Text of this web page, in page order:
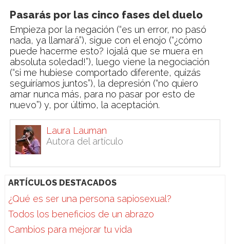
Pasarás por las cinco fases del duelo
Empieza por la negación (“es un error, no pasó
nada, ya llamará”), sigue con el enojo (“¿cómo
puede hacerme esto? ¡ojalá que se muera en
absoluta soledad!”), luego viene la negociación
(“si me hubiese comportado diferente, quizás
seguiríamos juntos”), la depresión (“no quiero
amar nunca más, para no pasar por esto de
nuevo”) y, por último, la aceptación.
Laura Lauman
Autora del artículo
ARTÍCULOS DESTACADOS
¿Qué es ser una persona sapiosexual?
Todos los beneficios de un abrazo
Cambios para mejorar tu vida